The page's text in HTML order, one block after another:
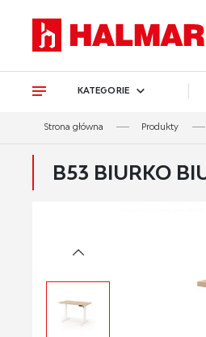
KATEGORIE
Strona główna Produkty
B53 BIURKO